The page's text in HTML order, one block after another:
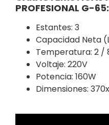
PROFESIONAL G-65:
Estantes: 3
Capacidad Neta
Temperatura: 2 /
Voltaje: 220V
Potencia: 160W
Dimensiones: